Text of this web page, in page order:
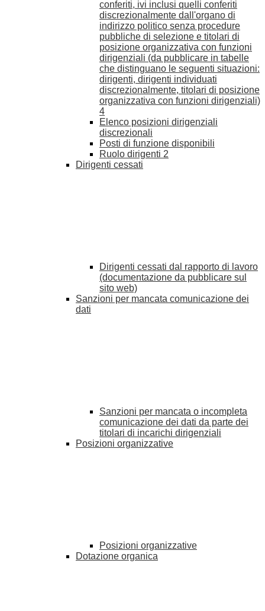
conferiti, ivi inclusi quelli conferiti
discrezionalmente dall'organo di
indirizzo politico senza procedure
pubbliche di selezione e titolari di
posizione organizzativa con funzioni
dirigenziali (da pubblicare in tabelle
che distinguano le seguenti situazioni:
dirigenti, dirigenti individuati
discrezionalmente, titolari di posizione
organizzativa con funzioni dirigenziali)
4
Elenco posizioni dirigenziali
discrezionali
Posti di funzione disponibili
Ruolo dirigenti 2
Dirigenti cessati
Dirigenti cessati dal rapporto di lavoro
(documentazione da pubblicare sul
sito web)
Sanzioni per mancata comunicazione dei
dati
Sanzioni per mancata o incompleta
comunicazione dei dati da parte dei
titolari di incarichi dirigenziali
Posizioni organizzative
Posizioni organizzative
Dotazione organica